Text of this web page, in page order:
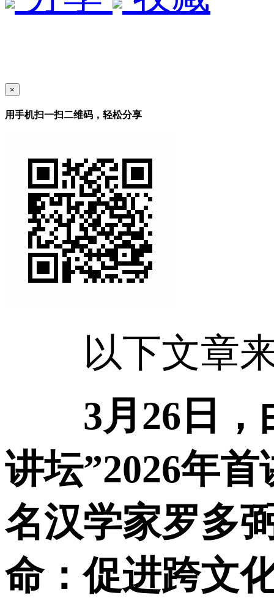
×
用手机扫一扫二维码，轻松分享
以下文章来
3月26日
讲坛”2026年
名汉学家罗多
命：促进跨文